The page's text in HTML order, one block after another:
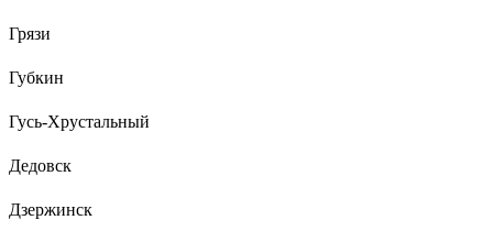
Грязи
Губкин
Гусь-Хрустальный
Дедовск
Дзержинск